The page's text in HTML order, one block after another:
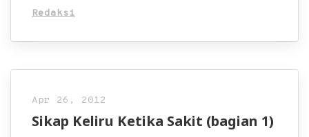
Redaksi
Apr 26, 2012
Sikap Keliru Ketika Sakit (bagian 1)